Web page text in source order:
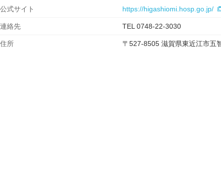
公式サイト https://higashiomi.hosp.go.jp/
連絡先 TEL 0748-22-3030
住所 〒527-8505 滋賀県東近江市五